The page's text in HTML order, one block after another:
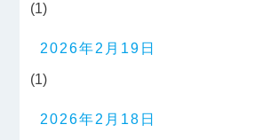
(1)
2026年2月19日
(1)
2026年2月18日